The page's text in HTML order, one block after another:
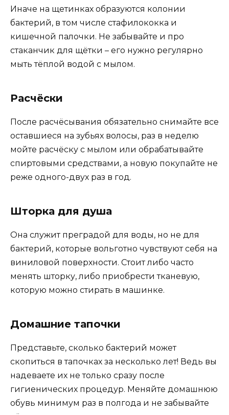
Иначе на щетинках образуются колонии
бактерий, в том числе стафилококка и
кишечной палочки. Не забывайте и про
стаканчик для щётки – его нужно регулярно
мыть тёплой водой с мылом.
Расчёски
После расчёсывания обязательно снимайте все
оставшиеся на зубьях волосы, раз в неделю
мойте расчёску с мылом или обрабатывайте
спиртовыми средствами, а новую покупайте не
реже одного-двух раз в год.
Шторка для душа
Она служит преградой для воды, но не для
бактерий, которые вольготно чувствуют себя на
виниловой поверхности. Стоит либо часто
менять шторку, либо приобрести тканевую,
которую можно стирать в машинке.
Домашние тапочки
Представьте, сколько бактерий может
скопиться в тапочках за несколько лет! Ведь вы
надеваете их не только сразу после
гигиенических процедур. Меняйте домашнюю
обувь минимум раз в полгода и не забывайте